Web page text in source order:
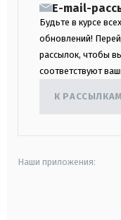
E-mail-
Будьте в курсе
обновлений!
рассылок, чтобы
соответствуют
К РАССЫЛКАМ
Наши приложения: